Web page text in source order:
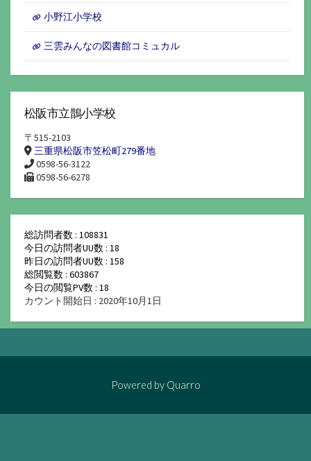
小野江小学校
三雲みんなの図書館コミュカル
松阪市立鵲小学校
〒515-2103
三重県松阪市笠松町279番地
0598-56-3122
0598-56-6278
総訪問者数 : 108831
今日の訪問者UU数 : 18
昨日の訪問者UU数 : 158
総閲覧数 : 603867
今日の閲覧PV数 : 18
カウント開始日 : 2020年10月1日
Powered by Quarro